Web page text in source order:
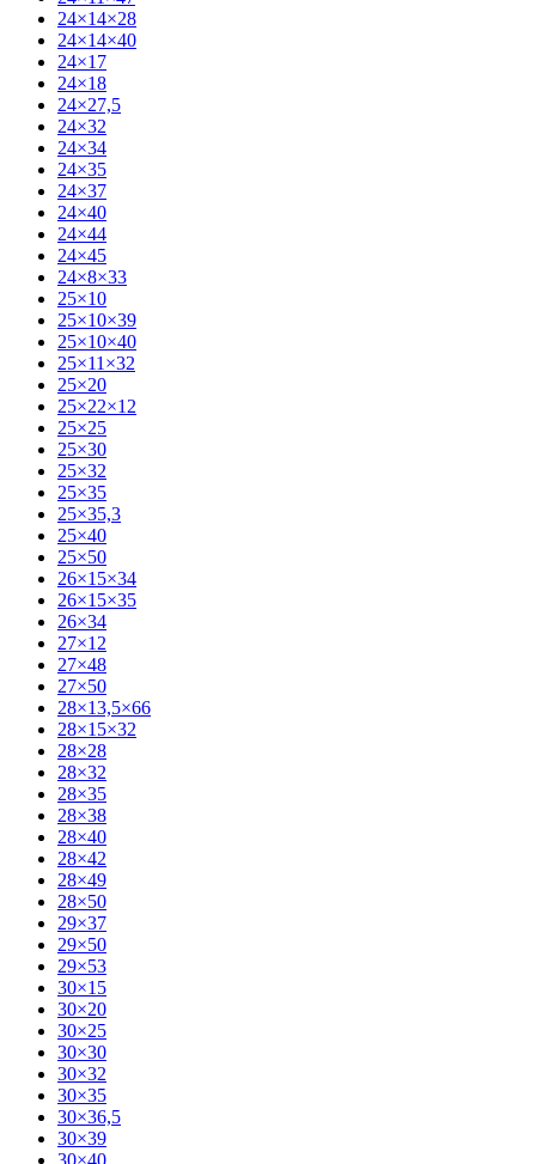
24×14×28
24×14×40
24×17
24×18
24×27,5
24×32
24×34
24×35
24×37
24×40
24×44
24×45
24×8×33
25×10
25×10×39
25×10×40
25×11×32
25×20
25×22×12
25×25
25×30
25×32
25×35
25×35,3
25×40
25×50
26×15×34
26×15×35
26×34
27×12
27×48
27×50
28×13,5×66
28×15×32
28×28
28×32
28×35
28×38
28×40
28×42
28×49
28×50
29×37
29×50
29×53
30×15
30×20
30×25
30×30
30×32
30×35
30×36,5
30×39
30×40